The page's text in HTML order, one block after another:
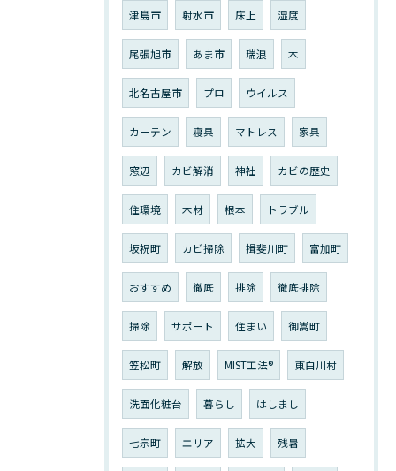
津島市 射水市 床上 湿度
尾張旭市 あま市 瑞浪 木
北名古屋市 プロ ウイルス
カーテン 寝具 マトレス 家具
窓辺 カビ解消 神社 カビの歴史
住環境 木材 根本 トラブル
坂祝町 カビ掃除 揖斐川町 富加町
おすすめ 徹底 排除 徹底排除
掃除 サポート 住まい 御嵩町
笠松町 解放 MIST工法®︎ 東白川村
洗面化粧台 暮らし はしまし
七宗町 エリア 拡大 残暑